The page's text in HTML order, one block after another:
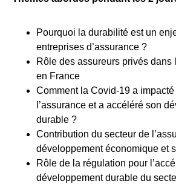
Pourquoi la durabilité est un
entreprises d’assurance ?
Rôle des assureurs privés dans
en France
Comment la Covid-19 a
l’assurance et a accéléré son
durable ?
Contribution du secteur de
développement économique et
Rôle de la régulation pour
développement durable du